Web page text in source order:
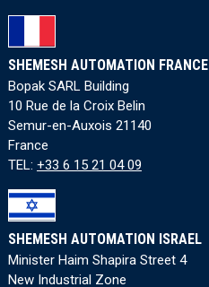
SHEMESH AUTOMATION FRANCE
Bopak SARL Building
10 Rue de la Croix Belin
Semur-en-Auxois 21140
France
TEL: +33 6 15 21 04 09
SHEMESH AUTOMATION ISRAEL
Minister Haim Shapira Street 4
New Industrial Zone